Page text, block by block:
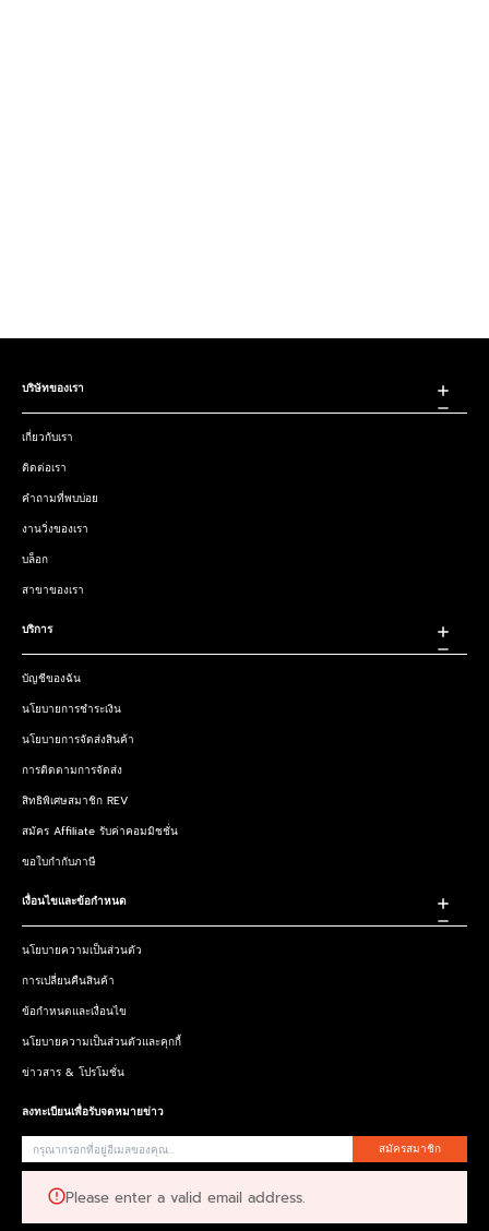
บริษัทของเรา
เกี่ยวกับเรา
ติดต่อเรา
คำถามที่พบบ่อย
งานวิ่งของเรา
บล็อก
สาขาของเรา
บริการ
บัญชีของฉัน
นโยบายการชำระเงิน
นโยบายการจัดส่งสินค้า
การติดตามการจัดส่ง
สิทธิพิเศษสมาชิก REV
สมัคร Affiliate รับค่าคอมมิชชั่น
ขอใบกำกับภาษี
เงื่อนไขและข้อกำหนด
นโยบายความเป็นส่วนตัว
การเปลี่ยนคืนสินค้า
ข้อกำหนดและเงื่อนไข
นโยบายความเป็นส่วนตัวและคุกกี้
ข่าวสาร & โปรโมชั่น
ลงทะเบียนเพื่อรับจดหมายข่าว
สมัครสมาชิก
Please enter a valid email address.